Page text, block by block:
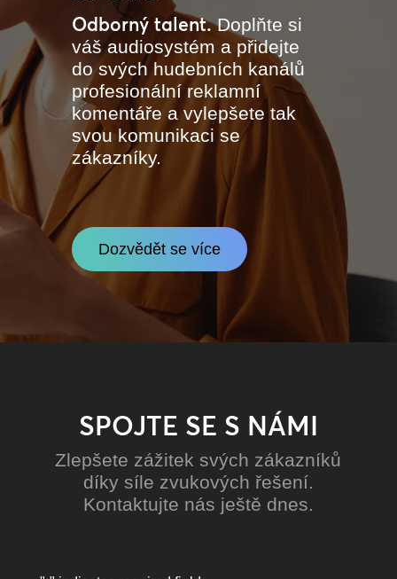
Odborný talent.Doplňte si
váš audiosystém a přidejte
do svých hudebních kanálů
profesionální reklamní
komentáře a vylepšete tak
svou komunikaci se
zákazníky.
Dozvědět se více
SPOJTE SE S NÁMI
Zlepšete zážitek svých zákazníků
díky síle zvukových řešení.
Kontaktujte nás ještě dnes.